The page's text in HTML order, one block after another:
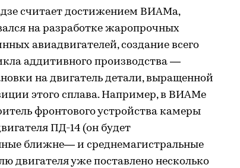
считает достижением ВИАМа,
на разработке жаропрочных
авиадвигателей, создание всего
аддитивного производства —
на двигатель детали, выращенной
этого сплава. Например, в ВИАМе
фронтового устройства камеры
ПД-14 (он будет
ближне— и среднемагистральные
двигателя уже поставлено несколько